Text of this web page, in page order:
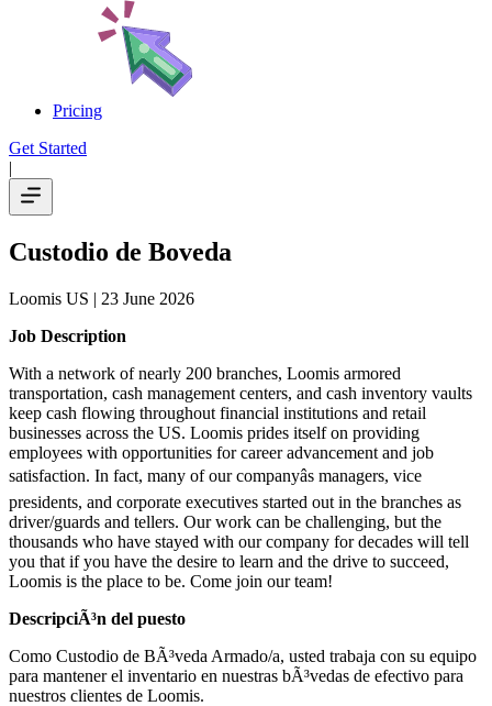
Pricing
Get Started
|
Custodio de Boveda
Loomis US | 23 June 2026
Job Description
With a network of nearly 200 branches, Loomis armored
transportation, cash management centers, and cash inventory vaults
keep cash flowing throughout financial institutions and retail
businesses across the US. Loomis prides itself on providing
employees with opportunities for career advancement and job
satisfaction. In fact, many of our companyâs managers, vice
presidents, and corporate executives started out in the branches as
driver/guards and tellers. Our work can be challenging, but the
thousands who have stayed with our company for decades will tell
you that if you have the desire to learn and the drive to succeed,
Loomis is the place to be. Come join our team!
DescripciÃ³n del puesto
Como Custodio de BÃ³veda Armado/a, usted trabaja con su equipo
para mantener el inventario en nuestras bÃ³vedas de efectivo para
nuestros clientes de Loomis.